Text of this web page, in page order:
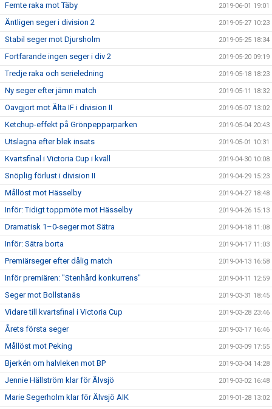
Femte raka mot Täby 2019-06-01 19:01
Äntligen seger i division 2 2019-05-27 10:23
Stabil seger mot Djursholm 2019-05-25 18:34
Fortfarande ingen seger i div 2 2019-05-20 09:19
Tredje raka och serieledning 2019-05-18 18:23
Ny seger efter jämn match 2019-05-11 18:32
Oavgjort mot Älta IF i division II 2019-05-07 13:02
Ketchup-effekt på Grönpepparparken 2019-05-04 20:43
Utslagna efter blek insats 2019-05-01 10:31
Kvartsfinal i Victoria Cup i kväll 2019-04-30 10:08
Snöplig förlust i division II 2019-04-29 15:23
Mållöst mot Hässelby 2019-04-27 18:48
Inför: Tidigt toppmöte mot Hässelby 2019-04-26 15:13
Dramatisk 1–0-seger mot Sätra 2019-04-18 11:08
Inför: Sätra borta 2019-04-17 11:03
Premiärseger efter dålig match 2019-04-13 16:58
Inför premiären: "Stenhård konkurrens" 2019-04-11 12:59
Seger mot Bollstanäs 2019-03-31 18:45
Vidare till kvartsfinal i Victoria Cup 2019-03-28 23:46
Årets första seger 2019-03-17 16:46
Mållöst mot Peking 2019-03-09 17:55
Bjerkén om halvleken mot BP 2019-03-04 14:28
Jennie Hällström klar för Älvsjö 2019-03-02 16:48
Marie Segerholm klar för Älvsjö AIK 2019-01-28 13:02